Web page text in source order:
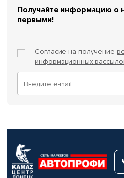
Получайте информацию о
первыми!
Согласие на получение
информационных